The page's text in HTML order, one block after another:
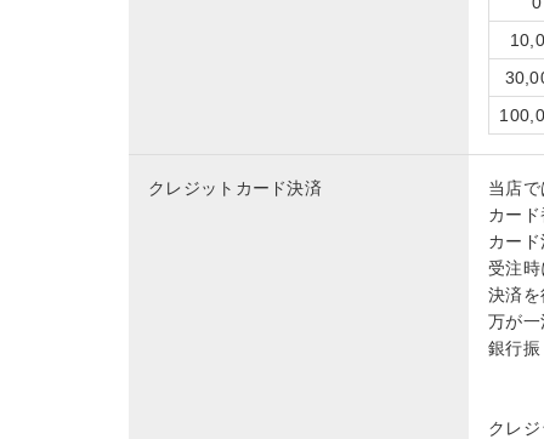
クレジットカード決済
当店
カー
カー
受注
決済
万が
銀行
クレ